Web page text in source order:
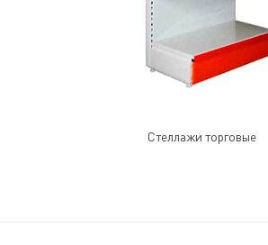
Стеллажи торговые